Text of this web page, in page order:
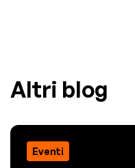
Altri blog
Eventi